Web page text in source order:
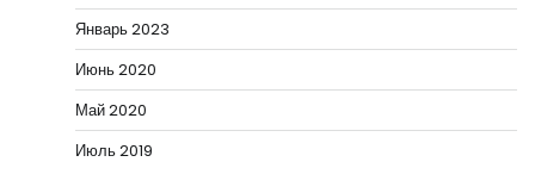
Январь 2023
Июнь 2020
Май 2020
Июль 2019